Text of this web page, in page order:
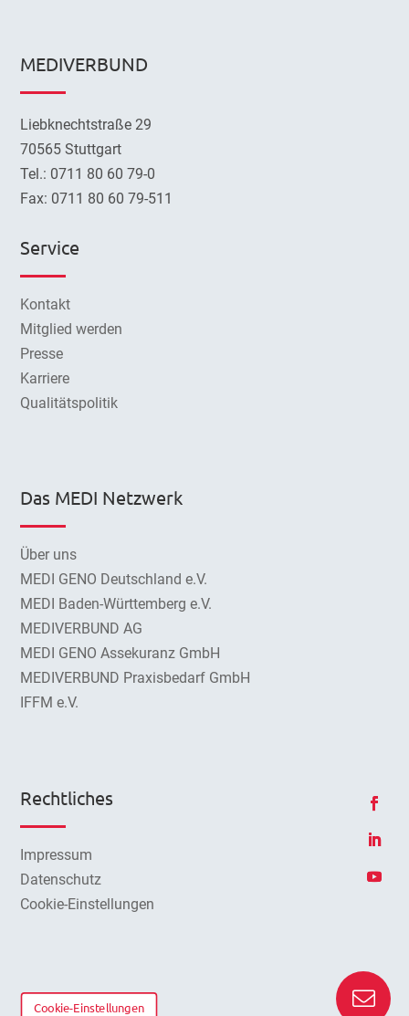
Cookie-Einstellungen
MEDIVERBUND
Liebknechtstraße 29
70565 Stuttgart
Tel.: 0711 80 60 79-0
Fax: 0711 80 60 79-511
Service
Kontakt
Mitglied werden
Presse
Karriere
Qualitätspolitik
Das MEDI Netzwerk
Über uns
MEDI GENO Deutschland e.V.
MEDI Baden-Württemberg e.V.
MEDIVERBUND AG
MEDI GENO Assekuranz GmbH
MEDIVERBUND Praxisbedarf GmbH
IFFM e.V.
Rechtliches
Impressum
Datenschutz
Cookie-Einstellungen